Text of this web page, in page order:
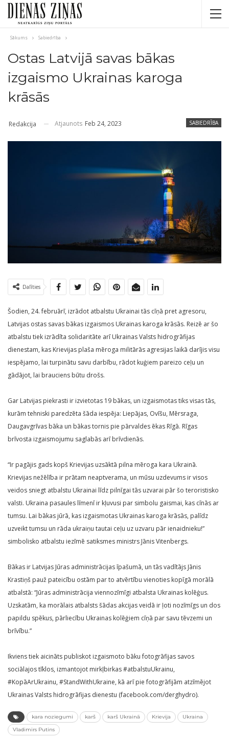
Sākums Sabiedrība
Ostas Latvijā savas bākas
izgaismo Ukrainas karoga
krāsās
SABIEDRĪBA
Redakcija Atjaunots Feb 24, 2023
Dalīties
Šodien, 24. februārī, izrādot atbalstu Ukrainai tās cīņā pret agresoru,
Latvijas ostas savas bākas izgaismos Ukrainas karoga krāsās. Reizē ar šo
atbalstu tiek izrādīta solidaritāte arī Ukrainas Valsts hidrogrāfijas
dienestam, kas Krievijas plaša mēroga militārās agresijas laikā darījis visu
iespējamo, lai turpinātu savu darbību, rādot kuģiem pareizo ceļu un
gādājot, lai brauciens būtu drošs.
Gar Latvijas piekrasti ir izvietotas 19 bākas, un izgaismotas tiks visas tās,
kurām tehniski paredzēta šāda iespēja: Liepājas, Ovīšu, Mērsraga,
Daugavgrīvas bāka un bākas tornis pie pārvaldes ēkas Rīgā. Rīgas
brīvosta izgaismojumu saglabās arī brīvdienās.
“Ir pagājis gads kopš Krievijas uzsāktā pilna mēroga kara Ukrainā.
Krievijas nežēlība ir prātam neaptverama, un mūsu uzdevums ir visos
veidos sniegt atbalstu Ukrainai līdz pilnīgai tās uzvarai pār šo teroristisko
valsti. Ukraina pasaules līmenī ir kļuvusi par simbolu gaismai, kas cīnās ar
tumsu. Lai bākas jūrā, kas izgaismotas Ukrainas karoga krāsās, palīdz
uzveikt tumsu un rāda ukraiņu tautai ceļu uz uzvaru pār ienaidnieku!”
simbolisko atbalstu iezīmē satiksmes ministrs Jānis Vitenbergs.
Bākas ir Latvijas Jūras administrācijas īpašumā, un tās vadītājs Jānis
Krastiņš pauž pateicību ostām par to atvērtību vienoties kopīgā morālā
atbalstā: “Jūras administrācija viennozīmīgi atbalsta Ukrainas kolēģus.
Uzskatām, ka morālais atbalsts šādas akcijas veidā ir ļoti nozīmīgs un dos
papildu spēkus, pārliecību Ukrainas kolēģiem cīņā par savu tēvzemi un
brīvību.”
Ikviens tiek aicināts publiskot izgaismoto bāku fotogrāfijas savos
sociālajos tīklos, izmantojot mirkļbirkas #atbalstuUkrainu,
#KopāArUkrainu, #StandWithUkraine, kā arī pie fotogrāfijām atzīmējot
Ukrainas Valsts hidrogrāfijas dienestu (facebook.com/derghydro).
kara noziegumi karš karš Ukrainā Krievija
Ukraina
Vladimirs Putins